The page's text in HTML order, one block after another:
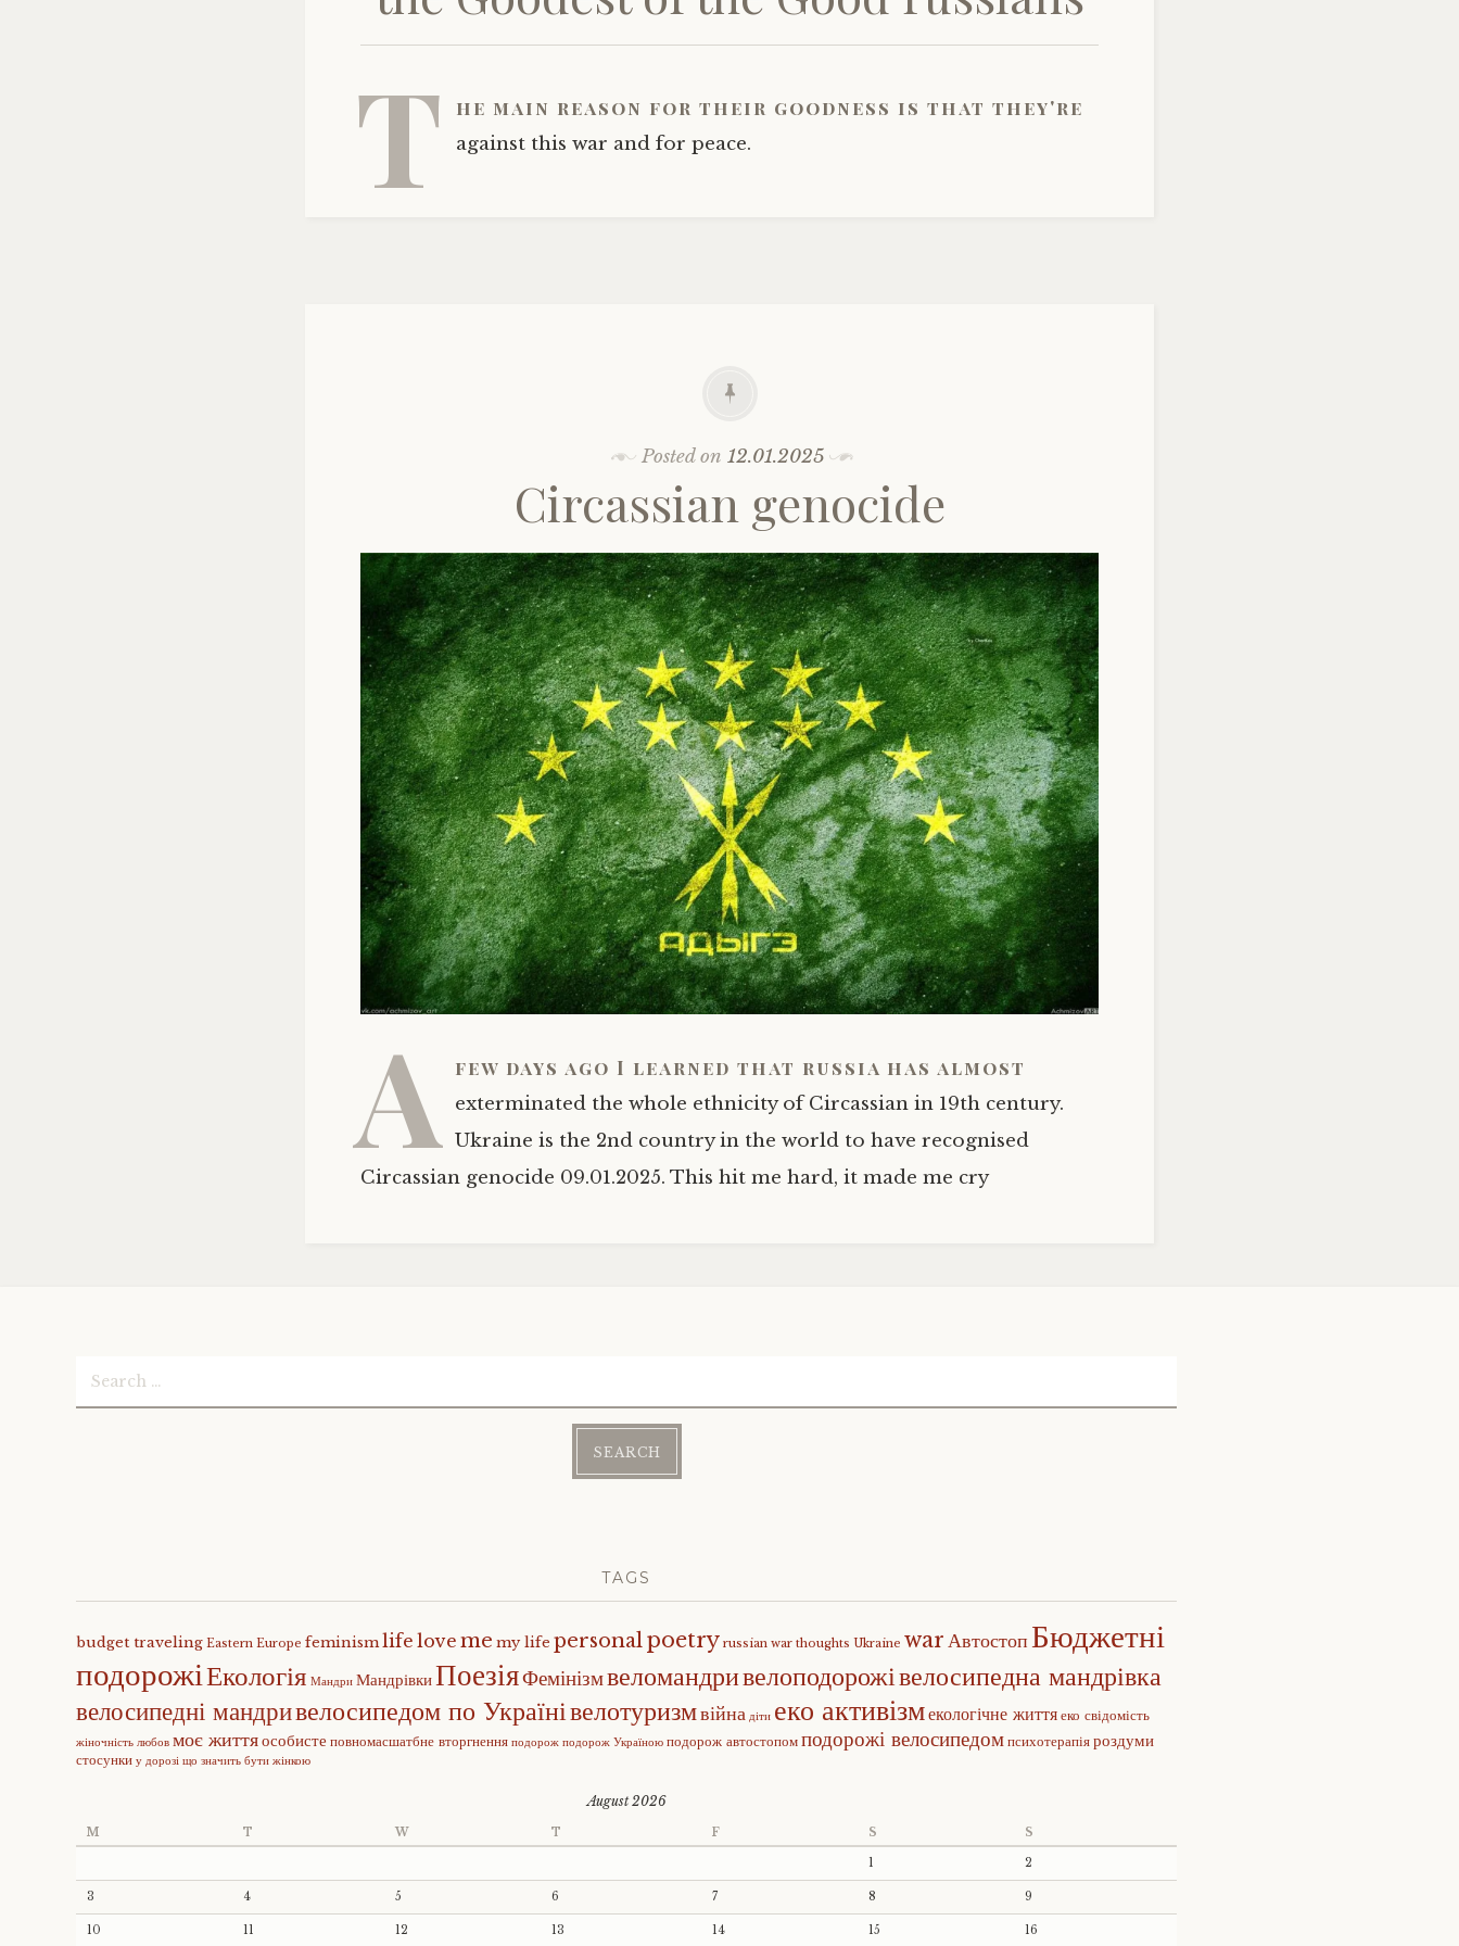
T he main reason for their goodness is that they're
against this war and for peace.
Posted on12.01.2025
Circassian genocide
A few days ago I learned that russia has almost
exterminated the whole ethnicity of Circassian in 19th century.
Ukraine is the 2nd country in the world to have recognised
Circassian genocide 09.01.2025. This hit me hard, it made me cry
Search
for:
TAGS
budget traveling Eastern Europe feminismlife love me my life personalpoetry russian war thoughts Ukraine warАвтостопБюджетні
подорожіЕкологія Мандри МандрівкиПоезіяФемінізмвеломандривелоподорожівелосипедна мандрівка
велосипедні мандривелосипедом по Українівелотуризмвійна діти еко активізмекологічне життяеко свідомість
жіночність любов моє життяособисте повномасшатбне вторгнення подорож подорож Україною подорож автостопомподорожі велосипедомпсихотерапіяроздуми
стосунки у дорозі що значить бути жінкою
August 2026
M T W T F S S
1 2
3 4 5 6 7 8 9
10 11 12 13 14 15 16